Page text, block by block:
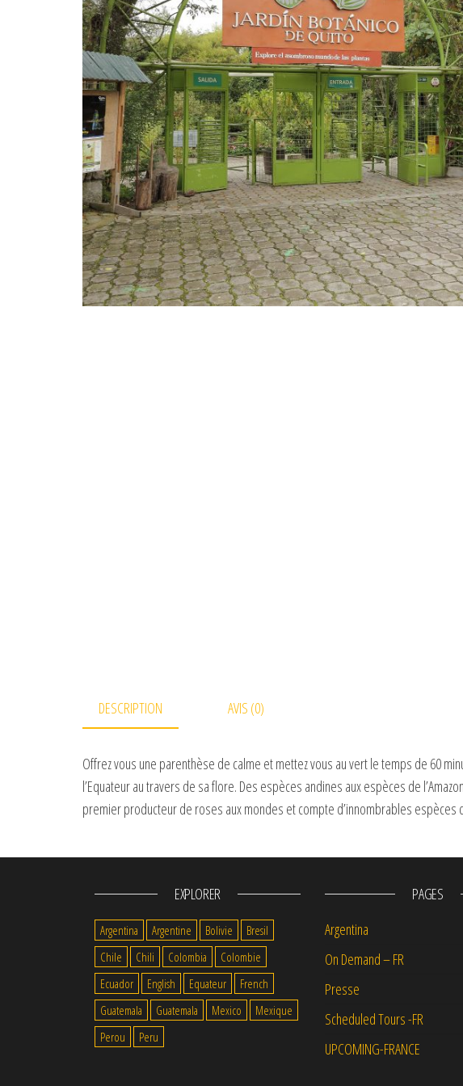
DESCRIPTION AVIS (0)
Offrez vous une parenthèse de calme et mettez vous au vert le temps de 60
l’Equateur au travers de sa flore. Des espèces andines aux espèces de
premier producteur de roses aux mondes et compte d’innombrables espèces
EXPLORER
Argentina Argentine Bolivie
Bresil
Chile
Chili Colombia
Colombie
Ecuador
English Equateur
French
Guatemala
Guatemala Mexico
Mexique
Perou
Peru
PAGES
Argentina
On Demand – FR
Presse
Scheduled Tours -FR
UPCOMING-FRANCE